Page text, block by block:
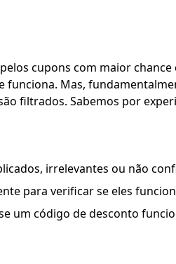
cupons com maior
Mas,
filtrados. Sabemos por
irrelevantes ou não
para verificar se eles
um código de desconto